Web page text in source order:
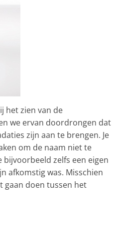
het zien van de
we ervan doordrongen dat
zijn aan te brengen. Je
om de naam niet te
zelfs een eigen
afkomstig was. Misschien
gaan doen tussen het